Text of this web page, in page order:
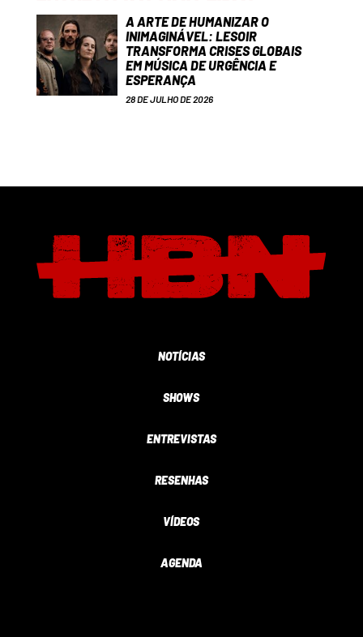
A ARTE DE HUMANIZAR O
INIMAGINÁVEL: LESOIR
TRANSFORMA CRISES GLOBAIS
EM MÚSICA DE URGÊNCIA E
ESPERANÇA
28 DE JULHO DE 2026
NOTÍCIAS
SHOWS
ENTREVISTAS
RESENHAS
VÍDEOS
AGENDA